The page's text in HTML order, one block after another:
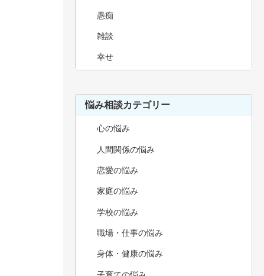
愚痴
雑談
幸せ
悩み相談カテゴリー
心の悩み
人間関係の悩み
恋愛の悩み
家庭の悩み
学校の悩み
職場・仕事の悩み
身体・健康の悩み